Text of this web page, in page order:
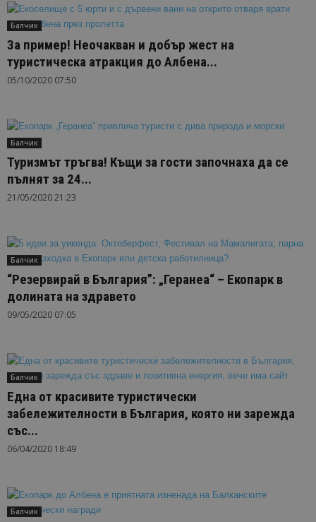
Балчик
За пример! Неочакван и добър жест на
туристическа атракция до Албена...
05/10/2020 07:50
Балчик
Туризмът тръгва! Къщи за гости започнаха да се
пълнят за 24...
21/05/2020 21:23
Балчик
“Резервирай в България”: „Геранеа“ – Екопарк в
долината на здравето
09/05/2020 07:05
Балчик
Една от красивите туристически
забележителности в България, която ни зарежда
със...
06/04/2020 18:49
Балчик